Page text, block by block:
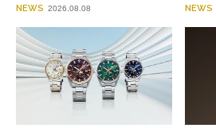
NEWS 2026.08.08 NEWS